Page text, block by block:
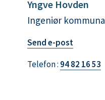
Yngve Hovden
Ingeniør
Send e-post
l
Telefon 94 82 16 53